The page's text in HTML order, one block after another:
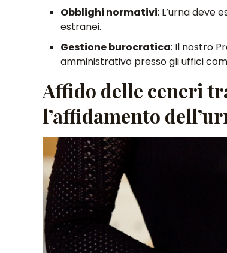
Obblighi normativi: L’urna deve
estranei.
Gestione burocratica: Il nostro
amministrativo presso gli uffici
Affido delle ceneri
l’affidamento